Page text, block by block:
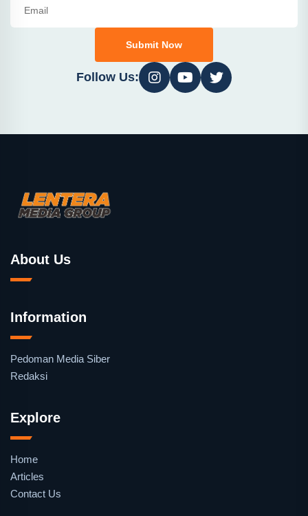
Submit Now
Follow Us:
About Us
Information
Pedoman Media Siber
Redaksi
Explore
Home
Articles
Contact Us